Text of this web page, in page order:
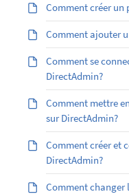
Comment créer un
Comment ajouter
Comment se
DirectAdmin?
Comment mettre
sur DirectAdmin?
Comment créer et
DirectAdmin?
Comment changer